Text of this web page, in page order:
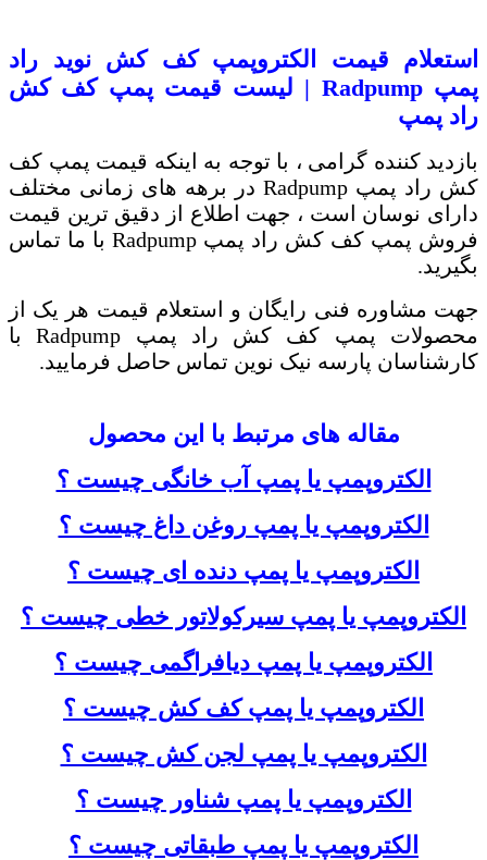
استعلام قیمت الکتروپمپ کف کش نوید راد
پمپRadpump | لیست قیمت پمپ کف کش
راد پمپ
بازدید کننده گرامی ، با توجه به اینکه قیمت پمپ کف
کش راد پمپ Radpump در برهه های زمانی مختلف
دارای نوسان است ، جهت اطلاع از دقیق ترین قیمت
فروش پمپ کف کش راد پمپ Radpump با ما تماس
بگیرید.
جهت مشاوره فنی رایگان و استعلام قیمت هر یک از
محصولات پمپ کف کش راد پمپ Radpumpبا
کارشناسان پارسه نیک نوین تماس حاصل فرمایید.
مقاله های مرتبط با این محصول
الکتروپمپ یا پمپ آب خانگی چیست ؟
الکتروپمپ یا پمپ روغن داغ چیست ؟
الکتروپمپ یا پمپ دنده ای چیست ؟
الکتروپمپ یا پمپ سیرکولاتور خطی چیست ؟
الکتروپمپ یا پمپ دیافراگمی چیست ؟
الکتروپمپ یا پمپ کف کش چیست ؟
الکتروپمپ یا پمپ لجن کش چیست ؟
الکتروپمپ یا پمپ شناور چیست ؟
الکتروپمپ یا پمپ طبقاتی چیست ؟